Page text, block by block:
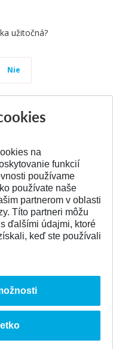
užitočná?
Nie
na
funkcií
používame
používate naše
partnerom v oblasti
Títo partneri môžu
ďalšími údajmi, ktoré
keď ste používali